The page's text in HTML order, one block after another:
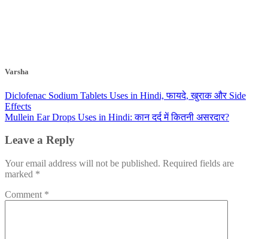
Varsha
Diclofenac Sodium Tablets Uses in Hindi, फायदे, खुराक और Side
Effects
Mullein Ear Drops Uses in Hindi: कान दर्द में कितनी असरदार?
Leave a Reply
Your email address will not be published. Required fields are
marked *
Comment *